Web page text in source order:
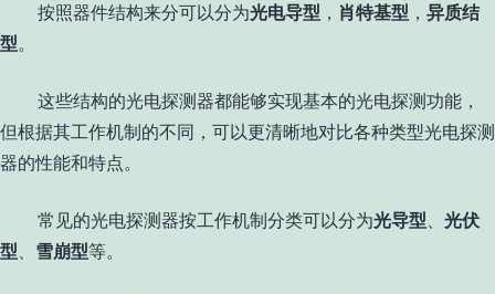
按照器件结构来分可以分为光电导型 ， 肖特基型 ， 异质结
型。
这些结构的光电探测器都能够实现基本的光电探测功能，
但根据其工作机制的不同，可以更清晰地对比各种类型光电探测
器的性能和特点。
常见的光电探测器按工作机制分类可以分为光导型、 光伏
型、 雪崩型等。